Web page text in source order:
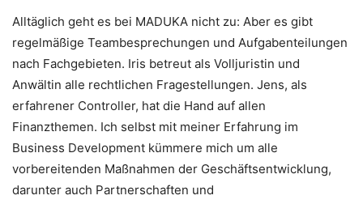
Alltäglich geht es bei MADUKA nicht zu: Aber es gibt
regelmäßige Teambesprechungen und Aufgabenteilungen
nach Fachgebieten. Iris betreut als Volljuristin und
Anwältin alle rechtlichen Fragestellungen. Jens, als
erfahrener Controller, hat die Hand auf allen
Finanzthemen. Ich selbst mit meiner Erfahrung im
Business Development kümmere mich um alle
vorbereitenden Maßnahmen der Geschäftsentwicklung,
darunter auch Partnerschaften und